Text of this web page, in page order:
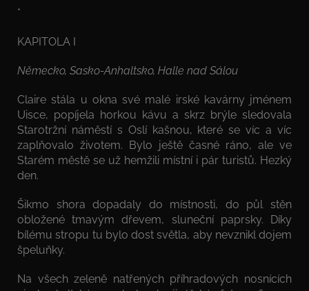
*
KAPITOLA I
Německo, Sasko-Anhaltsko, Halle nad Sálou
Claire stála u okna své malé irské kavárny jménem
Uisce, popíjela horkou kávu a skrz brýle sledovala
Starotržní náměstí s Oslí kašnou, které se víc a víc
zaplňovalo životem. Bylo ještě časné ráno, ale ve
Starém městě se už hemžili místní i pár turistů. Hezký
den.
Šikmo shora dopadaly do místnosti, do půl stěn
obložené tmavým dřevem, sluneční paprsky. Díky
bílému stropu tu bylo dost světla, aby nevznikl dojem
špeluňky.
Na všech zeleně natřených příhradových nosnících